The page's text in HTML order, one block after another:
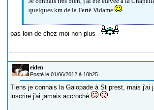
quelques km de la Ferté Vidame
pas loin de chez moi non plus
eiden
Posté le 01/06/2012 à 10h25
Tiens je connais la Galopade à St prest, mais j'ai
inscrire j'ai jamais accroché